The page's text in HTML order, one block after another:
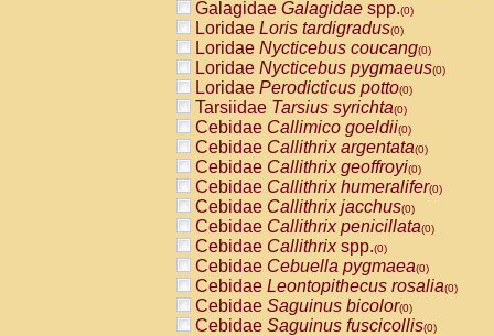
Galagidae Galagidae spp.(0)
Loridae Loris tardigradus(0)
Loridae Nycticebus coucang(0)
Loridae Nycticebus pygmaeus(0)
Loridae Perodicticus potto(0)
Tarsiidae Tarsius syrichta(0)
Cebidae Callimico goeldii(0)
Cebidae Callithrix argentata(0)
Cebidae Callithrix geoffroyi(0)
Cebidae Callithrix humeralifer(0)
Cebidae Callithrix jacchus(0)
Cebidae Callithrix penicillata(0)
Cebidae Callithrixspp.(0)
Cebidae Cebuella pygmaea(0)
Cebidae Leontopithecus rosalia(0)
Cebidae Saguinus bicolor(0)
Cebidae Saguinus fuscicollis(0)